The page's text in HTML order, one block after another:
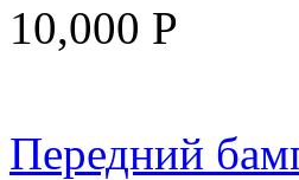
10,000 Р
Передний